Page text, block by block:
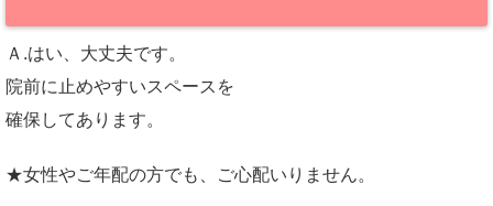
Ａ.はい、大丈夫です。
院前に止めやすいスペースを
確保してあります。
★女性やご年配の方でも、ご心配いりません。